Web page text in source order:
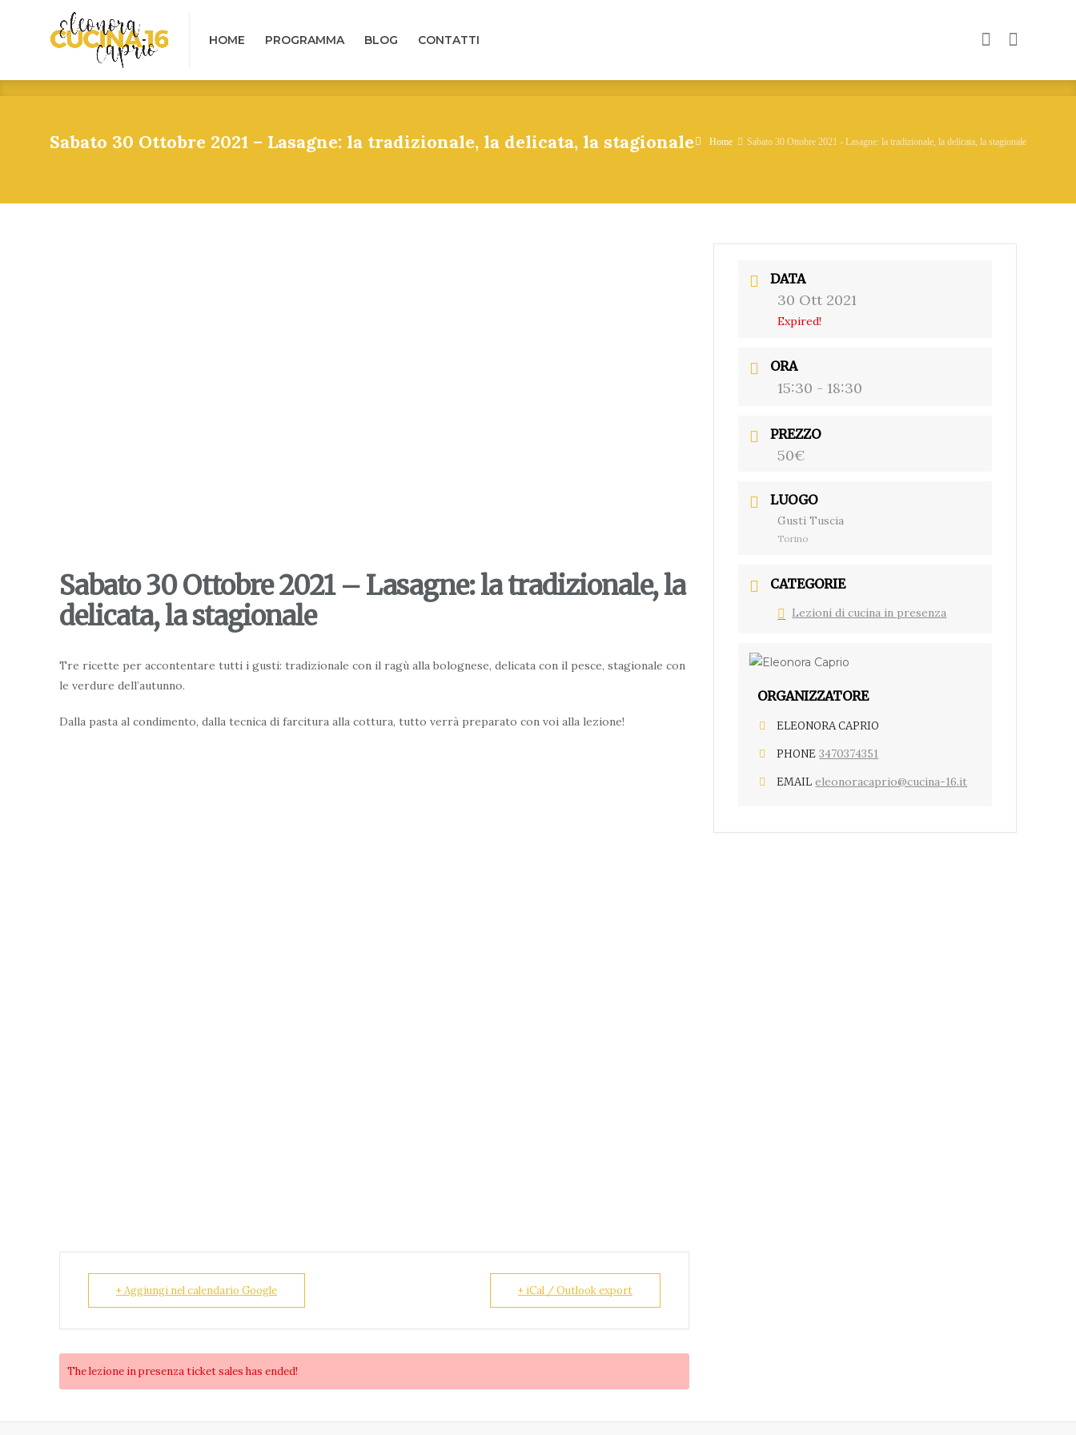
HOME PROGRAMMA BLOG CONTATTI
Sabato 30 Ottobre 2021 – Lasagne: la tradizionale, la delicata, la stagionale Home Sabato 30 Ottobre 2021 - Lasagne: la tradizionale, la delicata, la stagionale
Sabato 30 Ottobre 2021 – Lasagne: la tradizionale, la
delicata, la stagionale
Tre ricette per accontentare tutti i gusti: tradizionale con il ragù alla bolognese, delicata con il pesce, stagionale con
le verdure dell’autunno.
Dalla pasta al condimento, dalla tecnica di farcitura alla cottura, tutto verrà preparato con voi alla lezione!
+ Aggiungi nel calendario Google + iCal / Outlook export
Thelezione in presenzaticket sales has ended!
DATA
30 Ott 2021
Expired!
ORA
15:30 - 18:30
PREZZO
50€
LUOGO
Gusti Tuscia
Torino
CATEGORIE
Lezioni di cucina in presenza
ORGANIZZATORE
ELEONORA CAPRIO
PHONE 3470374351
EMAIL eleonoracaprio@cucina-16.it